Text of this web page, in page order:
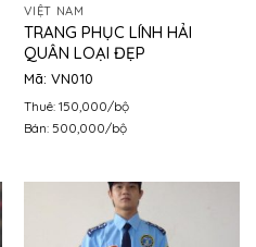
VIỆT NAM
TRANG PHỤC LÍNH HẢI
QUÂN LOẠI ĐẸP
Mã: VN010
Thuê: 150,000/bộ
Bán: 500,000/bộ